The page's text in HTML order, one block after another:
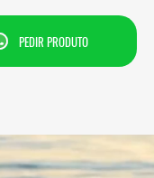
PEDIR PRODUTO